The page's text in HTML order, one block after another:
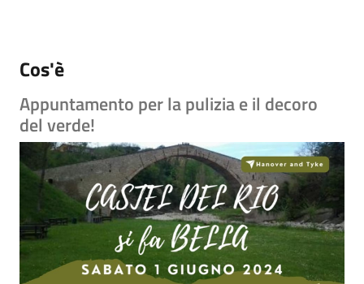
argomenti
Cos'è
Appuntamento per la pulizia e il decoro
del verde!